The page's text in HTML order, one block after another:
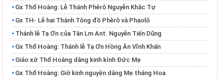
Gx Thổ Hoàng: Lễ Thánh Phêrô Nguyễn Khắc Tự
​​​​​​​Gx TH- Lễ hai Thánh Tông đồ Phêrô và Phaolô
Thánh lễ Tạ Ơn của Tân Lm Ant. Nguyễn Tiến Dũng
Gx Thổ Hoàng: Thánh lễ Tạ Ơn Hồng Ân Vĩnh Khấn
Giáo xứ Thổ Hoàng dâng kinh kính Đức Mẹ
Gx Thổ Hoàng: Giờ kinh nguyện dâng Mẹ tháng Hoa